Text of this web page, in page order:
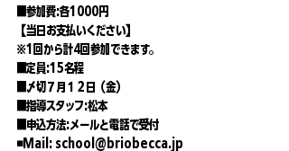
■参加費:各1000円
【当日お支払いください】
※1回から計4回参加できます。
■定員:15名程
■〆切７月１２日（金）
■指導スタッフ:松本
■申込方法:メールと電話で受付
◾️Mail: school@briobecca.jp